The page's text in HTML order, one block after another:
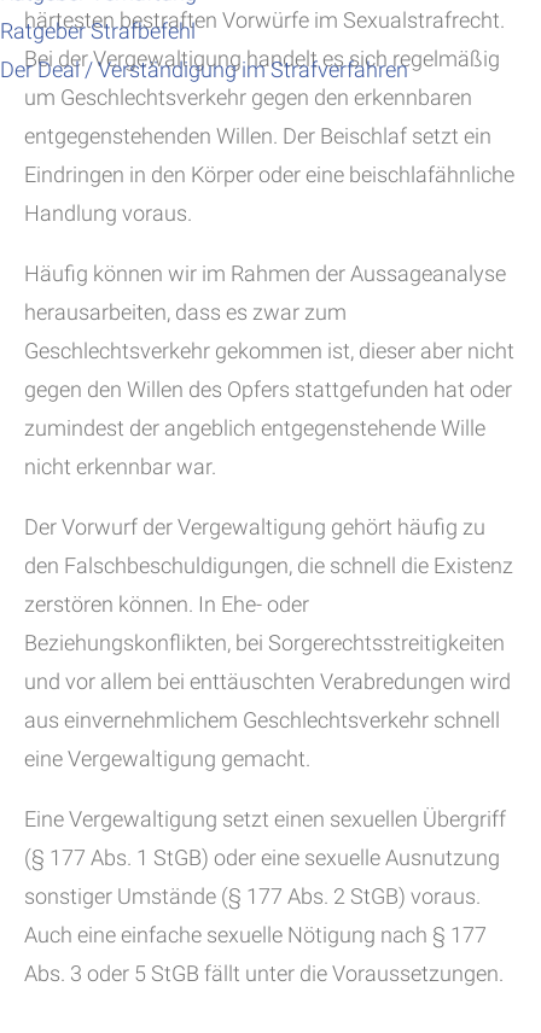
Ratgeber Strafbefehl
Der Deal / Verständigung im Strafverfahren
härtesten bestraften Vorwürfe im Sexualstrafrecht.
Bei der Vergewaltigung handelt es sich regelmäßig
um Geschlechtsverkehr gegen den erkennbaren
entgegenstehenden Willen. Der Beischlaf setzt ein
Eindringen in den Körper oder eine beischlafähnliche
Handlung voraus.
Häufig können wir im Rahmen der Aussageanalyse
herausarbeiten, dass es zwar zum
Geschlechtsverkehr gekommen ist, dieser aber nicht
gegen den Willen des Opfers stattgefunden hat oder
zumindest der angeblich entgegenstehende Wille
nicht erkennbar war.
Der Vorwurf der Vergewaltigung gehört häufig zu
den Falschbeschuldigungen, die schnell die Existenz
zerstören können. In Ehe- oder
Beziehungskonflikten, bei Sorgerechtsstreitigkeiten
und vor allem bei enttäuschten Verabredungen wird
aus einvernehmlichem Geschlechtsverkehr schnell
eine Vergewaltigung gemacht.
Eine Vergewaltigung setzt einen sexuellen Übergriff
(§ 177 Abs. 1 StGB) oder eine sexuelle Ausnutzung
sonstiger Umstände (§ 177 Abs. 2 StGB) voraus.
Auch eine einfache sexuelle Nötigung nach § 177
Abs. 3 oder 5 StGB fällt unter die Voraussetzungen.